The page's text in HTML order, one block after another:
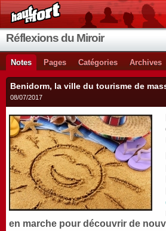
Réflexions du Miroir
Notes Pages Catégories Archives
Benidorm, la ville du tourisme de
08/07/2017
en marche pour découvrir de